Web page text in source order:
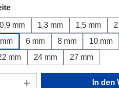
auswählen
0,9 mm 1,3 mm 1,5 mm
6 mm 8 mm 10 mm
mm 24 mm 27 mm
Anzahl: Gib den In den